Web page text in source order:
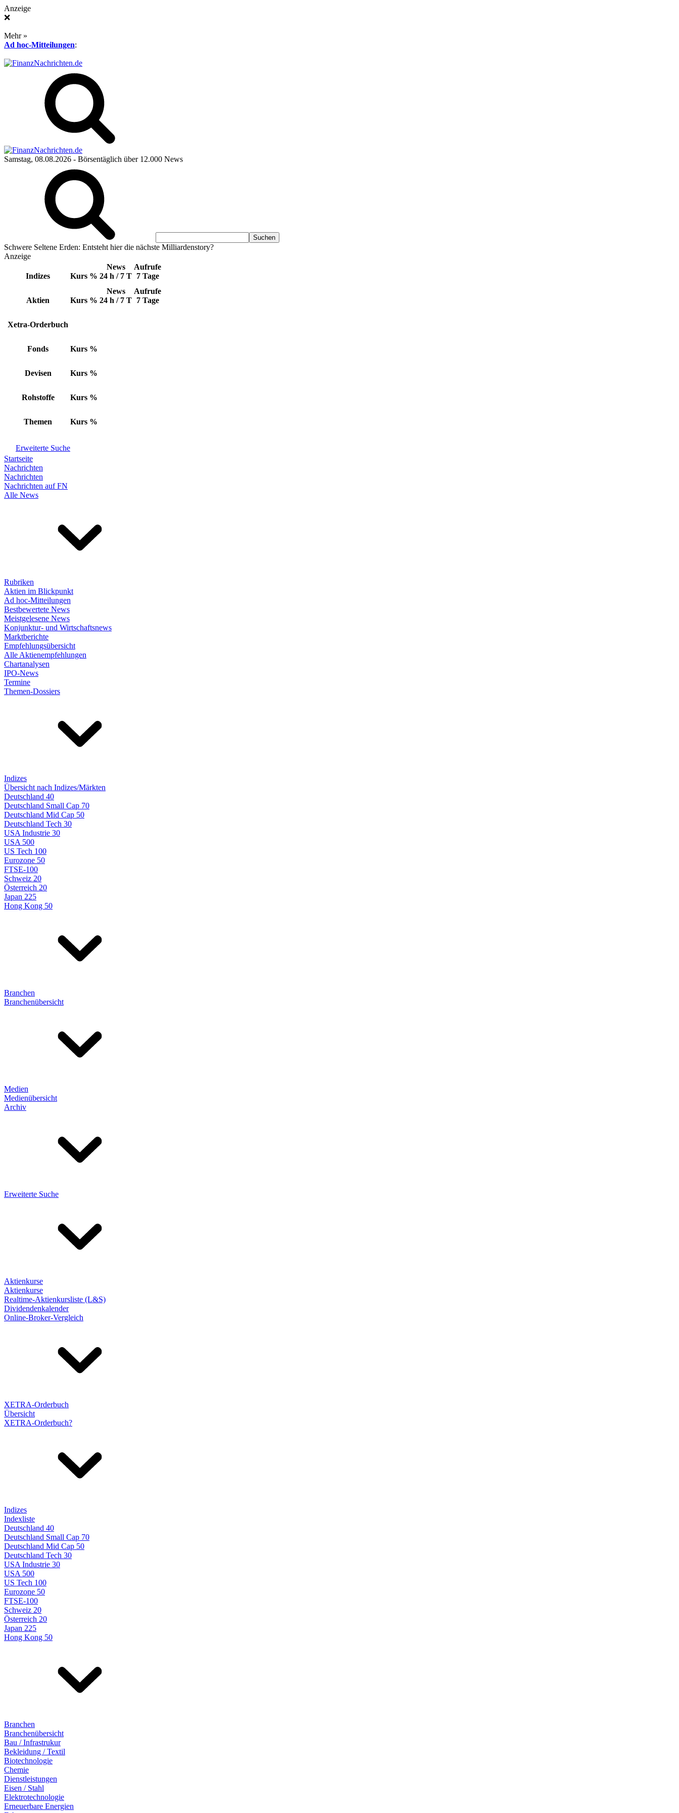
Anzeige
❌
Mehr »
Ad hoc-Mitteilungen:
Samstag, 08.08.2026 - Börsentäglich über 12.000 News
Schwere Seltene Erden: Entsteht hier die nächste Milliardenstory?
Anzeige
Indizes Kurs %
News
24 h / 7 T
Aufrufe
7 Tage
Aktien Kurs %
News
24 h / 7 T
Aufrufe
7 Tage
Xetra-Orderbuch
Fonds Kurs %
Devisen Kurs %
Rohstoffe Kurs %
Themen Kurs %
Erweiterte Suche
Startseite
Nachrichten
Nachrichten
Nachrichten auf FN
Alle News
Rubriken
Aktien im Blickpunkt
Ad hoc-Mitteilungen
Bestbewertete News
Meistgelesene News
Konjunktur- und Wirtschaftsnews
Marktberichte
Empfehlungsübersicht
Alle Aktienempfehlungen
Chartanalysen
IPO-News
Termine
Themen-Dossiers
Indizes
Übersicht nach Indizes/Märkten
Deutschland 40
Deutschland Small Cap 70
Deutschland Mid Cap 50
Deutschland Tech 30
USA Industrie 30
USA 500
US Tech 100
Eurozone 50
FTSE-100
Schweiz 20
Österreich 20
Japan 225
Hong Kong 50
Branchen
Branchenübersicht
Medien
Medienübersicht
Archiv
Erweiterte Suche
Aktienkurse
Aktienkurse
Realtime-Aktienkursliste (L&S)
Dividendenkalender
Online-Broker-Vergleich
XETRA-Orderbuch
Übersicht
XETRA-Orderbuch?
Indizes
Indexliste
Deutschland 40
Deutschland Small Cap 70
Deutschland Mid Cap 50
Deutschland Tech 30
USA Industrie 30
USA 500
US Tech 100
Eurozone 50
FTSE-100
Schweiz 20
Österreich 20
Japan 225
Hong Kong 50
Branchen
Branchenübersicht
Bau / Infrastrukur
Bekleidung / Textil
Biotechnologie
Chemie
Dienstleistungen
Eisen / Stahl
Elektrotechnologie
Erneuerbare Energien